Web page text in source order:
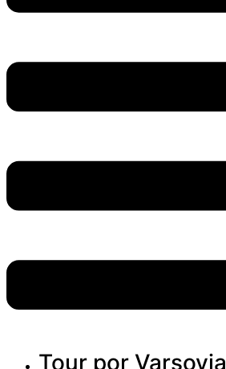
Tour por Varsovia